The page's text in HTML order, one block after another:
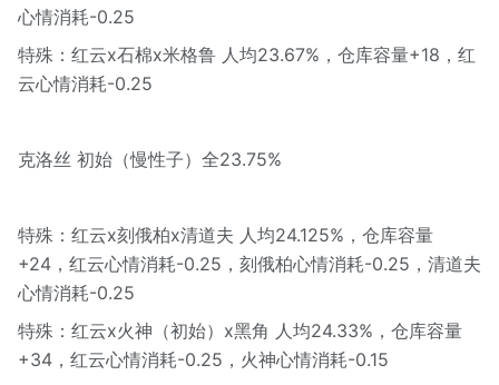
心情消耗-0.25
特殊：红云x石棉x米格鲁 人均23.67%，仓库容量+18，红
云心情消耗-0.25
克洛丝 初始（慢性子）全23.75%
特殊：红云x刻俄柏x清道夫 人均24.125%，仓库容量
+24，红云心情消耗-0.25，刻俄柏心情消耗-0.25，清道夫
心情消耗-0.25
特殊：红云x火神（初始）x黑角 人均24.33%，仓库容量
+34，红云心情消耗-0.25，火神心情消耗-0.15